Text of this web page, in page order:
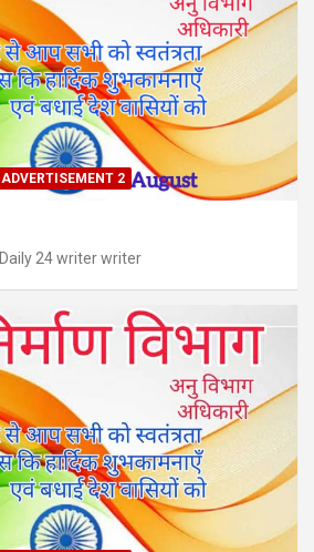
ADVERTISEMENT 2
Daily 24 writer writer